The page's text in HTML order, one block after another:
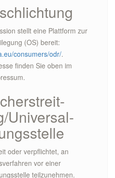
stellt eine Plattform zur
(OS) bereit:
consumers/odr/.
finden Sie oben im
Universal­
oder verpflichtet, an
vor einer
teilzunehmen.